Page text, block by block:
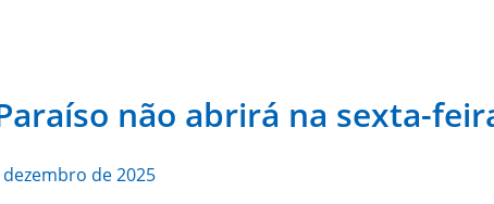
não abrirá na sexta-
de 2025